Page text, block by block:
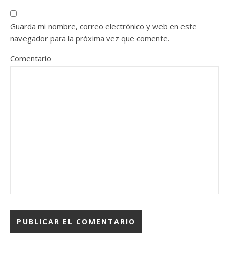
Guarda mi nombre, correo electrónico y web en este
navegador para la próxima vez que comente.
Comentario